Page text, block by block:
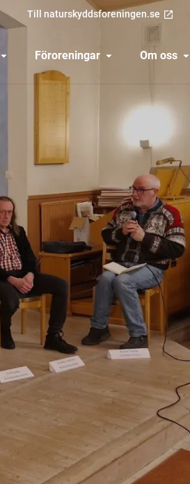
Till naturskyddsforeningen.se
Föroreningar Om oss